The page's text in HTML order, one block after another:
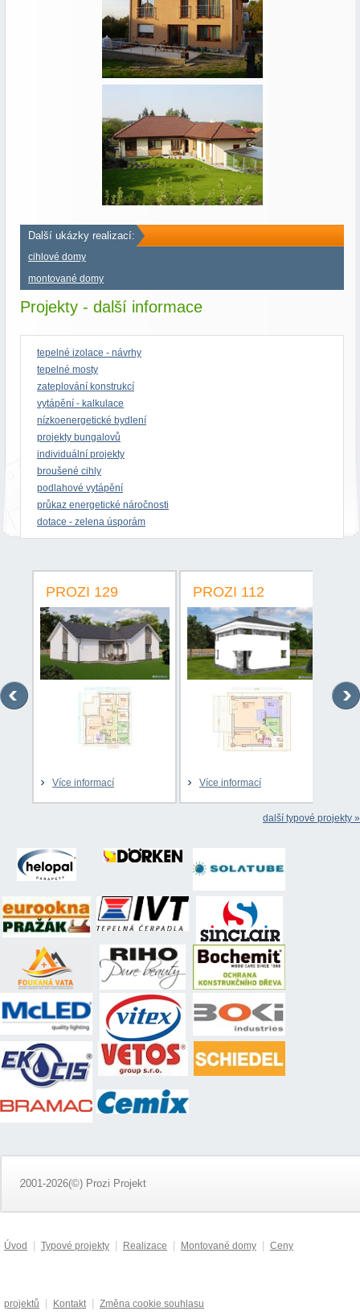
Další ukázky realizací:
cihlové domy
montované domy
Projekty - další informace
tepelné izolace - návrhy
tepelné mosty
zateplování konstrukcí
vytápění - kalkulace
nízkoenergetické bydlení
projekty bungalovů
individuální projekty
broušené cihly
podlahové vytápění
průkaz energetické náročnosti
dotace - zelena úsporám
PROZI 129
Více informací
PROZI 112
Více informací
další typové projekty »
2001-2026(©) Prozi Projekt
Úvod Typové projekty Realizace Montované domy Ceny
projektů Kontakt Změna cookie souhlasu